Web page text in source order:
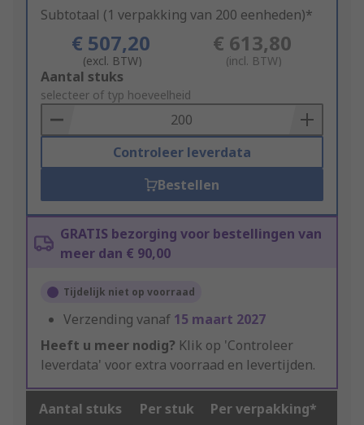
Subtotaal (1 verpakking van 200 eenheden)*
€ 507,20
(excl. BTW)
€ 613,80
(incl. BTW)
Add
to
Basket
Aantal stuks
selecteer of typ hoeveelheid
Controleer leverdata
Bestellen
GRATIS bezorging voor bestellingen van
meer dan € 90,00
Tijdelijk niet op voorraad
Verzending vanaf 15 maart 2027
Heeft u meer nodig? Klik op 'Controleer
leverdata' voor extra voorraad en levertijden.
Aantal stuks Per stuk Per verpakking*